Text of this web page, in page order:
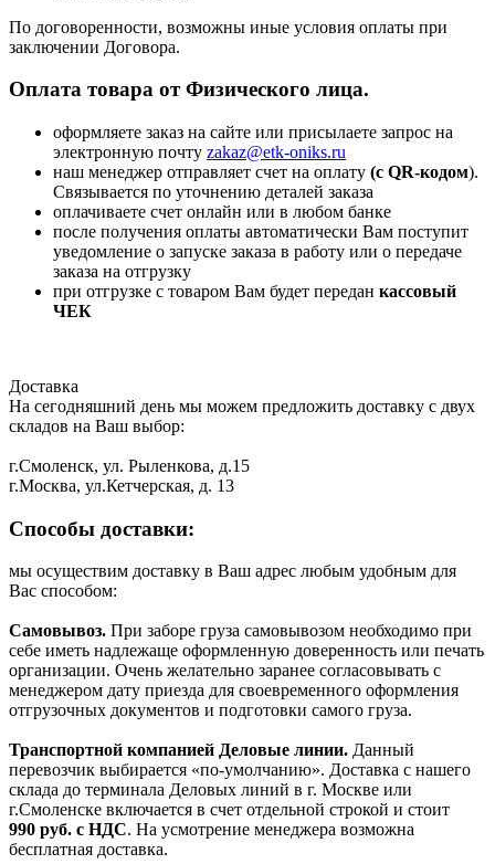
По договоренности, возможны иные условия оплаты при
заключении Договора.
Оплата товара от Физического лица.
оформляете заказ на сайте или присылаете запрос на
электронную почту zakaz@etk-oniks.ru
наш менеджер отправляет счет на оплату (с QR-кодом).
Связывается по уточнению деталей заказа
оплачиваете счет онлайн или в любом банке
после получения оплаты автоматически Вам поступит
уведомление о запуске заказа в работу или о передаче
заказа на отгрузку
при отгрузке с товаром Вам будет передан кассовый
ЧЕК
Доставка
На сегодняшний день мы можем предложить доставку с двух
складов на Ваш выбор:
г.Смоленск, ул. Рыленкова, д.15
г.Москва, ул.Кетчерская, д. 13
Способы доставки:
мы осуществим доставку в Ваш адрес любым удобным для
Вас способом:
Самовывоз. При заборе груза самовывозом необходимо при
себе иметь надлежаще оформленную доверенность или печать
организации. Очень желательно заранее согласовывать с
менеджером дату приезда для своевременного оформления
отгрузочных документов и подготовки самого груза.
Транспортной компанией Деловые линии. Данный
перевозчик выбирается «по-умолчанию». Доставка с нашего
склада до терминала Деловых линий в г. Москве или
г.Смоленске включается в счет отдельной строкой и стоит
990 руб. с НДС. На усмотрение менеджера возможна
бесплатная доставка.